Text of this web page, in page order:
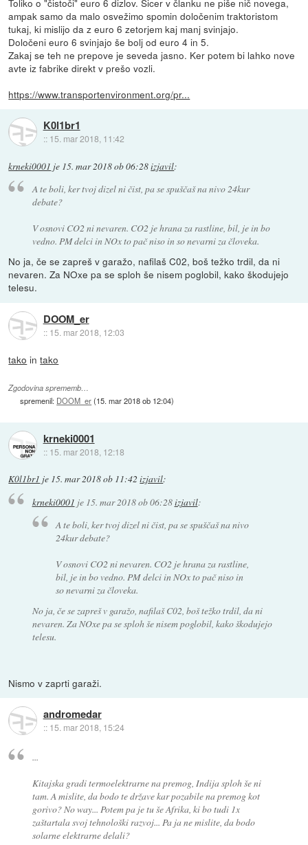
ampak samo da malo osvežimo spomin določenim traktoristom
tukaj, ki mislijo da z euro 6 zetorjem kaj manj svinjajo.
Določeni euro 6 svinjajo še bolj od euro 4 in 5.
Zakaj se teh ne prepove je seveda jasno. Ker potem bi lahko nove
avte iz fabrike direkt v prešo vozli.
https://www.transportenvironment.org/pr...
K0l1br1
:: 15. mar 2018, 11:42
krneki0001 je 15. mar 2018 ob 06:28izjavil:
A te boli, ker tvoj dizel ni čist, pa se spuščaš na nivo 24kur
debate?
V osnovi CO2 ni nevaren. CO2 je hrana za rastline, bil, je in bo
vedno. PM delci in NOx to pač niso in so nevarni za človeka.
No ja, če se zapreš v garažo, nafilaš C02, boš težko trdil, da ni
nevaren. Za NOxe pa se sploh še nisem poglobil, kako škodujejo
telesu.
DOOM_er
:: 15. mar 2018, 12:03
tako intako
Zgodovina sprememb…
spremenil: DOOM_er(15. mar 2018 ob 12:04)
krneki0001
:: 15. mar 2018, 12:18
K0l1br1 je 15. mar 2018 ob 11:42 izjavil:
krneki0001 je 15. mar 2018 ob 06:28izjavil:
A te boli, ker tvoj dizel ni čist, pa se spuščaš na nivo
24kur debate?
V osnovi CO2 ni nevaren. CO2 je hrana za rastline,
bil, je in bo vedno. PM delci in NOx to pač niso in
so nevarni za človeka.
No ja, če se zapreš v garažo, nafilaš C02, boš težko trdil, da ni
nevaren. Za NOxe pa se sploh še nisem poglobil, kako škodujejo
telesu.
Nismo v zaprti garaži.
andromedar
:: 15. mar 2018, 15:24
...
Kitajska gradi termoelektrarne na premog, Indija sploh še ni
tam. A mislite, da bodo te države kar pozabile na premog kot
gorivo? No way... Potem pa je tu še Afrika, ki bo tudi 1x
zaštartala svoj tehnološki razvoj... Pa ja ne mislite, da bodo
solarne elektrarne delali?